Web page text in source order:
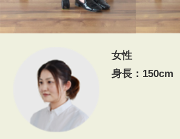
女性
身長：150cm